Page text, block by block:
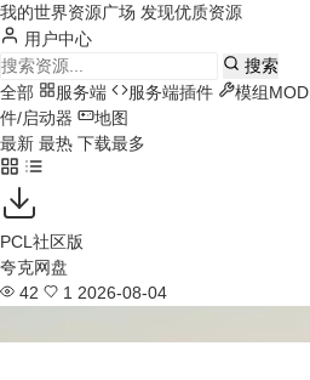
我的世界资源广场 发现优质资源
用户中心
搜索
全部
服务端 服务端插件 模组MOD
件/启动器
地图
最新 最热 下载最多
PCL社区版
夸克网盘
42
1 2026-08-04